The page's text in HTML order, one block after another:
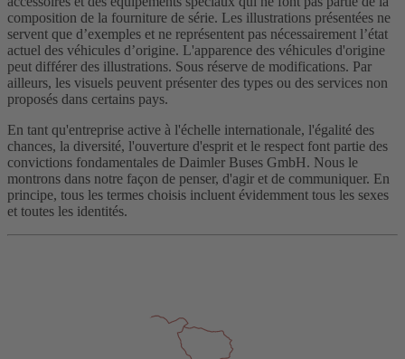
composition de la fourniture de série. Les illustrations présentées ne
servent que d’exemples et ne représentent pas nécessairement l’état
actuel des véhicules d’origine. L'apparence des véhicules d'origine
peut différer des illustrations. Sous réserve de modifications. Par
ailleurs, les visuels peuvent présenter des types ou des services non
proposés dans certains pays.
En tant qu'entreprise active à l'échelle internationale, l'égalité des
chances, la diversité, l'ouverture d'esprit et le respect font partie des
convictions fondamentales de Daimler Buses GmbH. Nous le
montrons dans notre façon de penser, d'agir et de communiquer. En
principe, tous les termes choisis incluent évidemment tous les sexes
et toutes les identités.